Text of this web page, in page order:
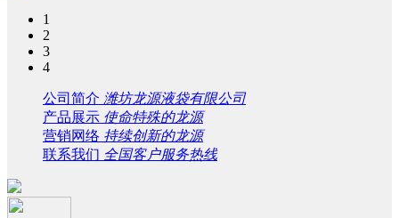
1
2
3
4
公司简介 潍坊龙源液袋有限公司
产品展示 使命特殊的龙源
营销网络 持续创新的龙源
联系我们 全国客户服务热线